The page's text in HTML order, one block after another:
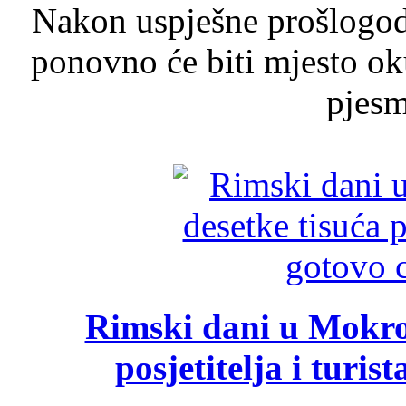
Nakon uspješne
ponovno će biti mjesto
Rimski dani u
posjetitelja i